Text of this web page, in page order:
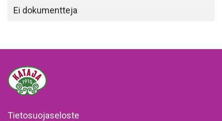
Ei dokumentteja
Tietosuojaseloste